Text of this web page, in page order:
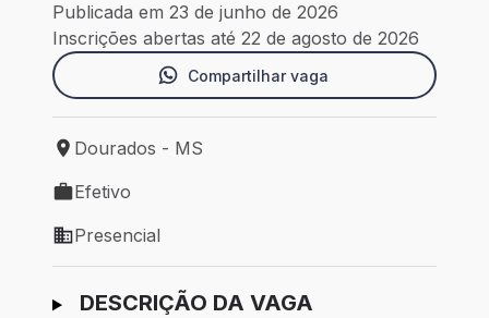
Publicada em 23 de junho de 2026
Inscrições abertas até 22 de agosto de 2026
Compartilhar vaga
Local de trabalho: Dourados - MS
Dourados - MS
Tipo de vaga: Efetivo
Efetivo
Modelo de trabalho: Presencial
Presencial
Ir para candidatura
DESCRIÇÃO DA VAGA